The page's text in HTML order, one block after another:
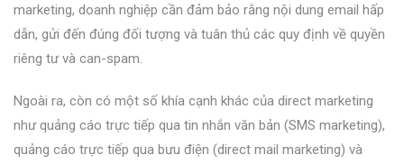
marketing, doanh nghiệp cần đảm bảo rằng nội dung email hấp
dẫn, gửi đến đúng đối tượng và tuân thủ các quy định về quyền
riêng tư và can-spam.
Ngoài ra, còn có một số khía cạnh khác của direct marketing
như quảng cáo trực tiếp qua tin nhắn văn bản (SMS marketing),
quảng cáo trực tiếp qua bưu điện (direct mail marketing) và